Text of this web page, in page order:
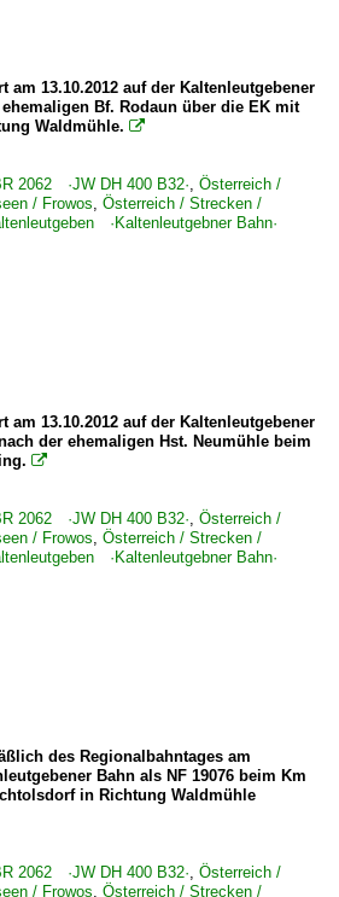
am 13.10.2012 auf der Kaltenleutgebener
ehemaligen Bf. Rodaun über die EK mit
Waldmühle. 
2062 ·JW DH 400 B32·, Österreich /
/ Frowos, Österreich / Strecken /
·Kaltenleutgebner Bahn·
am 13.10.2012 auf der Kaltenleutgebener
der ehemaligen Hst. Neumühle beim

2062 ·JW DH 400 B32·, Österreich /
/ Frowos, Österreich / Strecken /
·Kaltenleutgebner Bahn·
des Regionalbahntages am
Bahn als NF 19076 beim Km
in Richtung Waldmühle
2062 ·JW DH 400 B32·, Österreich /
/ Frowos, Österreich / Strecken /